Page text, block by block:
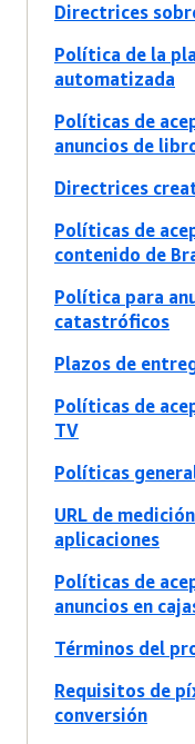
Directrices
Política de la
automatizada
Políticas de
anuncios de
Directrices
Políticas de
contenido de
Política para
catastróficos
Plazos de
Políticas de
TV
Políticas
URL de
aplicaciones
Políticas de
anuncios en
Términos del
Requisitos de
conversión